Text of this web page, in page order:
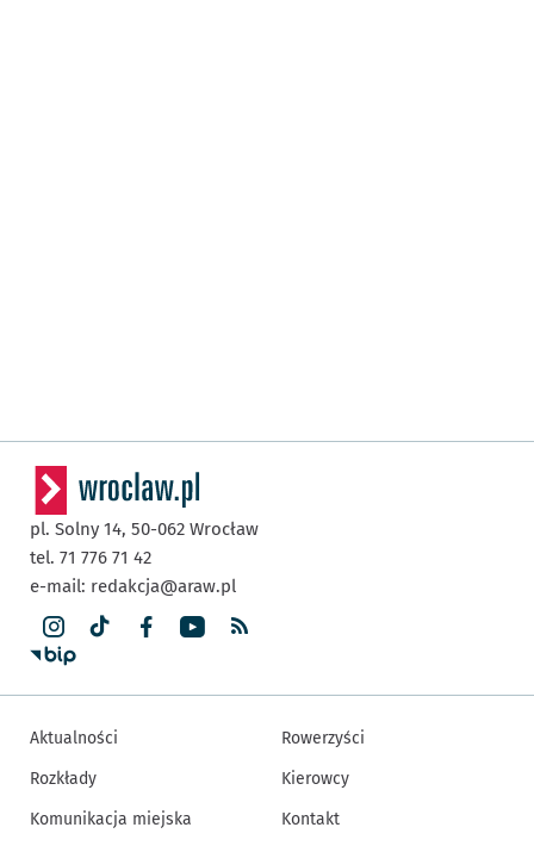
pl. Solny 14, 50-062 Wrocław
tel. 71 776 71 42
e-mail: redakcja@araw.pl
Aktualności
Rozkłady
Komunikacja miejska
Rowerzyści
Kierowcy
Kontakt